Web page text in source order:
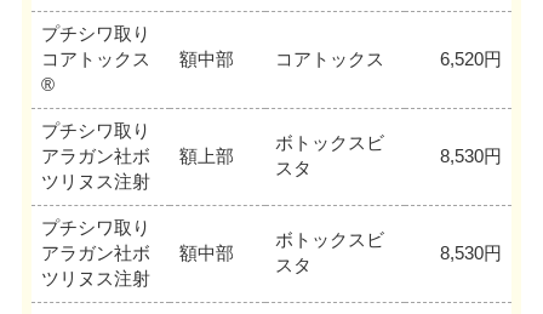
プチシワ取り
コアトックス
®
額中部 コアトックス 6,520円
プチシワ取り
アラガン社ボ
ツリヌス注射
額上部
ボトックスビ
スタ
8,530円
プチシワ取り
アラガン社ボ
ツリヌス注射
額中部
ボトックスビ
スタ
8,530円